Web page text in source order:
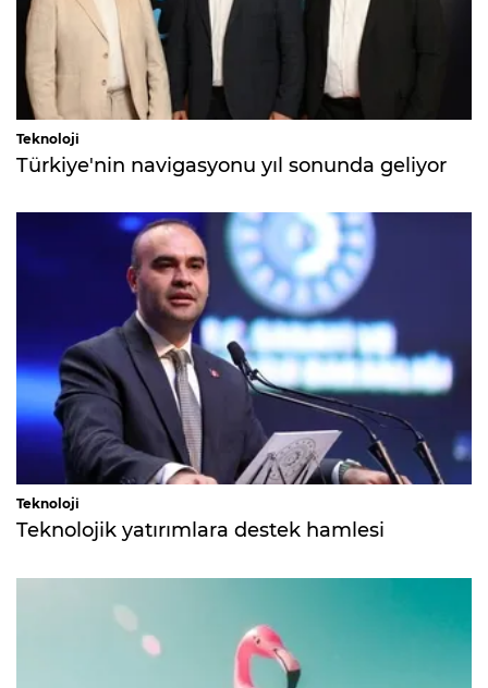
Teknoloji
Türkiye'nin navigasyonu yıl sonunda geliyor
Teknoloji
Teknolojik yatırımlara destek hamlesi